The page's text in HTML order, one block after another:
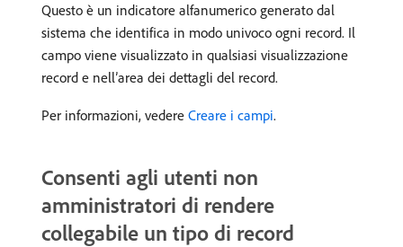
Questo è un indicatore alfanumerico generato dal
sistema che identifica in modo univoco ogni record. Il
campo viene visualizzato in qualsiasi visualizzazione
record e nell’area dei dettagli del record.
Per informazioni, vedere Creare i campi.
Consenti agli utenti non
amministratori di rendere
collegabile un tipo di record